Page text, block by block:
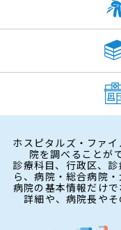
ホスピタルズ・ファ
院を調べることが
診療科目、行政区、
ら、病院・総合病院
病院の基本情報だけ
詳細や、病院長やそ